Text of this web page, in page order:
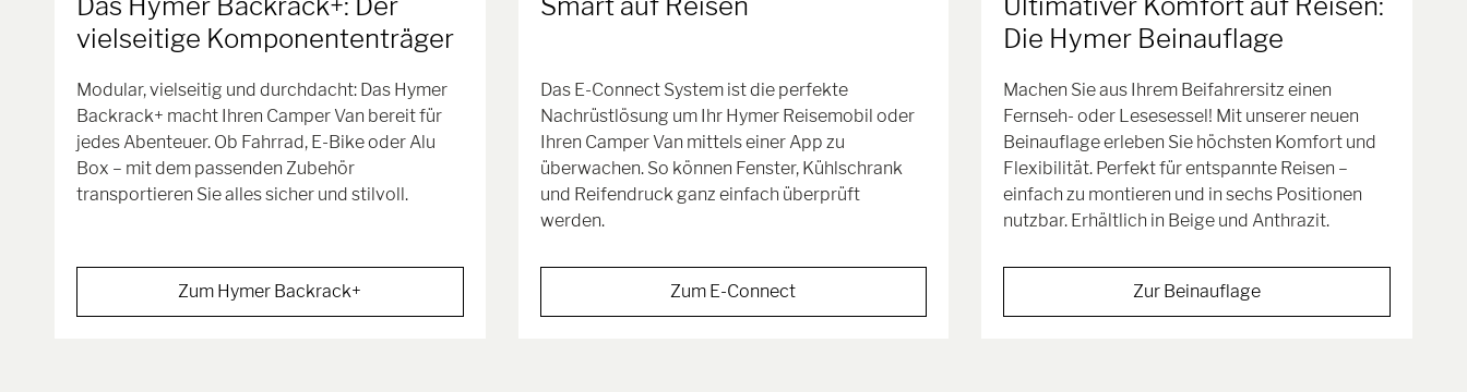
vielseitige Komponententräger
Modular, vielseitig und durchdacht: Das Hymer
Backrack+ macht Ihren Camper Van bereit für
jedes Abenteuer. Ob Fahrrad, E-Bike oder Alu
Box – mit dem passenden Zubehör
transportieren Sie alles sicher und stilvoll.
Zum Hymer Backrack+
Das E-Connect System ist die perfekte
Nachrüstlösung um Ihr Hymer Reisemobil oder
Ihren Camper Van mittels einer App zu
überwachen. So können Fenster, Kühlschrank
und Reifendruck ganz einfach überprüft
werden.
Zum E-Connect
Die Hymer Beinauflage
Machen Sie aus Ihrem Beifahrersitz einen
Fernseh- oder Lesesessel! Mit unserer neuen
Beinauflage erleben Sie höchsten Komfort und
Flexibilität. Perfekt für entspannte Reisen –
einfach zu montieren und in sechs Positionen
nutzbar. Erhältlich in Beige und Anthrazit.
Zur Beinauflage